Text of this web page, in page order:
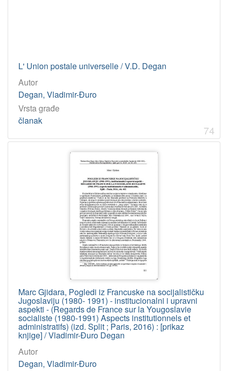
L' Union postale universelle / V.D. Degan
Autor
Degan, Vladimir-Đuro
Vrsta građe
članak
74
Marc Gjidara, Pogledi iz Francuske na socijalističku
Jugoslaviju (1980- 1991) - institucionalni i upravni
aspekti - (Regards de France sur la Yougoslavie
socialiste (1980-1991) Aspects institutionnels et
administratifs) (izd. Split ; Paris, 2016) : [prikaz
knjige] / Vladimir-Đuro Degan
Autor
Degan, Vladimir-Đuro